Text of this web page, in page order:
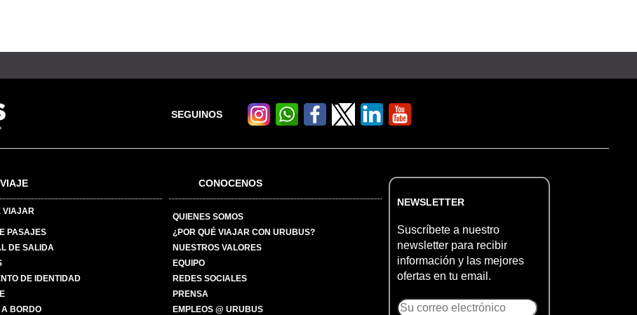
SEGUINOS
VIAJE
VIAJAR
PASAJES
DE SALIDA
DE IDENTIDAD
BORDO
CONOCENOS
QUIENES SOMOS
¿POR QUÉ VIAJAR CON URUBUS?
NUESTROS VALORES
EQUIPO
REDES SOCIALES
PRENSA
EMPLEOS @ URUBUS
NEWSLETTER
Suscríbete a nuestro
newsletter para recibir
información y las mejores
ofertas en tu email.